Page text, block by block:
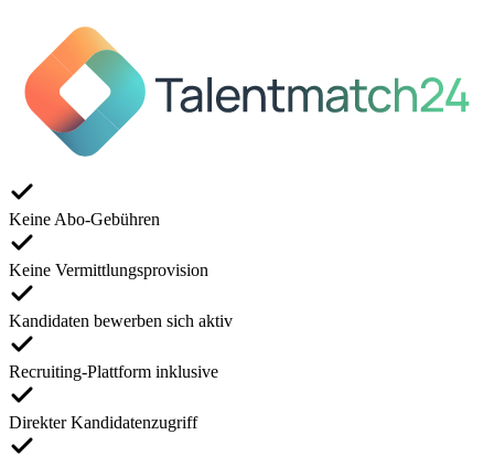
Keine Abo-Gebühren
Keine Vermittlungsprovision
Kandidaten bewerben sich aktiv
Recruiting-Plattform inklusive
Direkter Kandidatenzugriff